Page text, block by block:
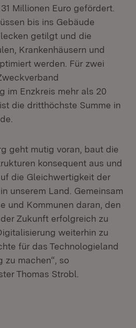
Millionen Euro gefördert.
bis ins Gebäude
getilgt und die
Krankenhäusern und
werden. Für zwei
im Enzkreis mehr als 20
die dritthöchste Summe in
geht mutig voran, baut die
konsequent aus und
die Gleichwertigkeit der
unserem Land. Gemeinsam
und Kommunen daran, den
Zukunft erfolgreich zu
weiterhin zu
für das Technologieland
zu machen“, so
Thomas Strobl.